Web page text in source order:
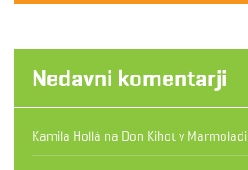
Nedavni komentarji
Kamila Hollá na Don Kihot v Marmoladi